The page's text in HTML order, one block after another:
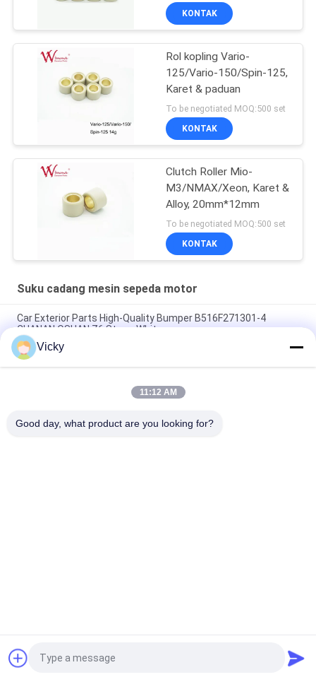
KONTAK
Rol kopling Vario-
125/Vario-150/Spin-125,
Karet & paduan
To be negotiated MOQ:500 set
KONTAK
Clutch Roller Mio-
M3/NMAX/Xeon, Karet &
Alloy, 20mm*12mm
To be negotiated MOQ:500 set
KONTAK
Suku cadang mesin sepeda motor
Car Exterior Parts High-Quality Bumper B516F271301-4
CHANAN OSHAN​ Z6 Starry White
Motor starter Honda EX5 Mesin Sepeda Motor suku cadang
Grosir Murah Dengan Kinerja Tinggi
Sepeda motor busi untuk CPR8EAIX-9 China Pemasok Sistem
Quote request suatu
Vicky
11:12 AM
Good day, what product are you looking for?